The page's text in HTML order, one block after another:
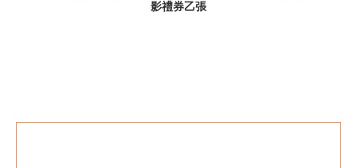
影禮券乙張